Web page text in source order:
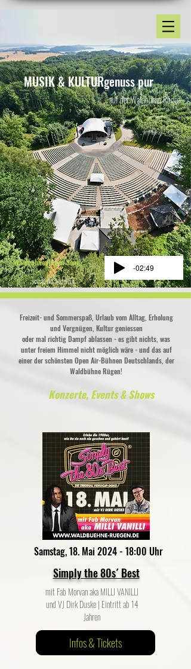
MUSIK & KULTURgenuss pur
... auf der Waldbühne Rügen
Waldbühne Rügen Song
sound on and play...
-02:49
Freizeit- und Sommerspaß, Urlaub vom Alltag, Erholung
und Vergnügen, Kultur geniessen
oder mal richtig Dampf ablassen - es gibt nichts, was
unter freiem Himmel nicht möglich wäre - und das auf
einer der schönsten Open Air-Bühnen Deutschlands, der
Waldbühne Rügen!
Konzerte, Events & Shows
Samstag, 18. Mai 2024 - 18:00 Uhr
Simply the 80s´ Best
mit Fab Morvan aka MILLI VANILLI
und VJ Dirk Duske | Eintritt ab 14
Jahren
Infos & Tickets